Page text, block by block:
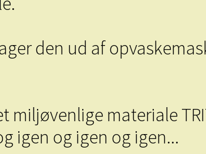
den ud af
miljøvenlige materiale
igen og igen og igen...